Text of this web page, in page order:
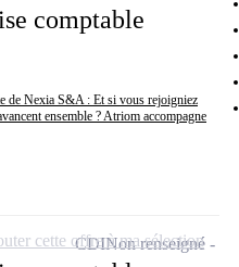
comptable
de Nexia S&A : Et si vous rejoigniez
ensemble ? Atriom accompagne
CDINon renseigné
cette offre à ma sélection